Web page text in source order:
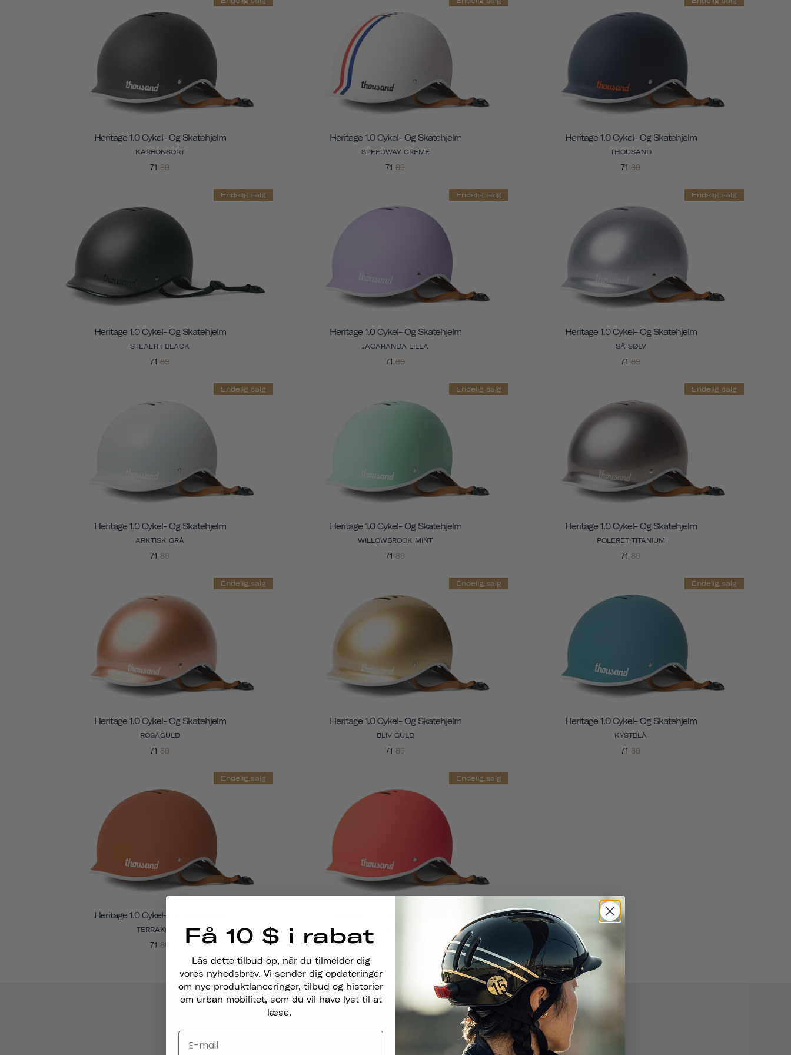
Heritage 1.0 Cykel- Og Skatehjelm
KARBONSORT
71 89
Heritage 1.0 Cykel- Og Skatehjelm
SPEEDWAY CREME
71 89
Heritage 1.0 Cykel- Og Skatehjelm
THOUSAND
71 89
Endelig salg
Heritage 1.0 Cykel- Og Skatehjelm
STEALTH BLACK
71 89
Endelig salg
Heritage 1.0 Cykel- Og Skatehjelm
JACARANDA LILLA
71 89
Endelig salg
Heritage 1.0 Cykel- Og Skatehjelm
SÅ SØLV
71 89
Endelig salg
Heritage 1.0 Cykel- Og Skatehjelm
ARKTISK GRÅ
71 89
Endelig salg
Heritage 1.0 Cykel- Og Skatehjelm
WILLOWBROOK MINT
71 89
Endelig salg
Heritage 1.0 Cykel- Og Skatehjelm
POLERET TITANIUM
71 89
Endelig salg
Heritage 1.0 Cykel- Og Skatehjelm
ROSAGULD
71 89
Endelig salg
Heritage 1.0 Cykel- Og Skatehjelm
BLIV GULD
71 89
Endelig salg
Heritage 1.0 Cykel- Og Skatehjelm
KYSTBLÅ
71 89
Endelig salg
Heritage 1.0 Cykel- Og Skatehjelm
TERRAKOTTA
71 89
Endelig salg
DESIGNET MED DIG I TANKERNE
Få 10 $ i rabat
Lås dette tilbud op, når du tilmelder dig
vores nyhedsbrev. Vi sender dig opdateringer
om nye produktlanceringer, tilbud og historier
om urban mobilitet, som du vil have lyst til at
læse.